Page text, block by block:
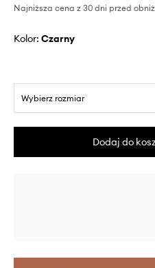
Najniższa cena z 30 dni przed
Kolor: czarny
Wybierz rozmiar
Dodaj do